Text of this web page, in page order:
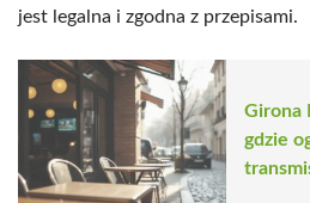
jest legalna i zgodna z przepisami.
Girona
gdzie